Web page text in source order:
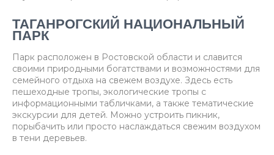
ТАГАНРОГСКИЙ НАЦИОНАЛЬНЫЙ
ПАРК
Парк расположен в Ростовской области и славится
своими природными богатствами и возможностями для
семейного отдыха на свежем воздухе. Здесь есть
пешеходные тропы, экологические тропы с
информационными табличками, а также тематические
экскурсии для детей. Можно устроить пикник,
порыбачить или просто наслаждаться свежим воздухом
в тени деревьев.